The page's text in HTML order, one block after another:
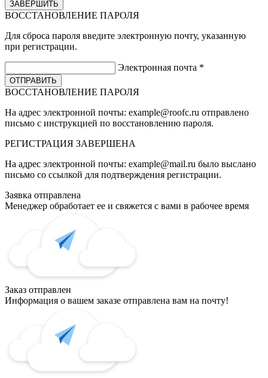
ВОССТАНОВЛЕНИЕ ПАРОЛЯ
Для сброса пароля введите электронную почту, указанную
при регистрации.
Электронная почта *
ВОССТАНОВЛЕНИЕ ПАРОЛЯ
На адрес электронной почты: example@roofc.ru отправлено
письмо с инструкцией по восстановлению пароля.
РЕГИСТРАЦИЯ ЗАВЕРШЕНА
На адрес электронной почты: example@mail.ru было выслано
письмо со ссылкой для подтверждения регистрации.
Заявка отправлена
Менеджер обработает ее и свяжется с вами в рабочее время
Заказ отправлен
Информация о вашем заказе отправлена вам на почту!